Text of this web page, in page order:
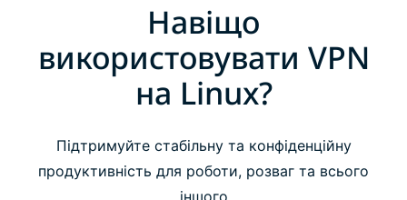
Навіщо використовувати VPN на Linux?
Як налаштувати ExpressVPN на Linux
Linux
Навіщо
використовувати VPN
на Linux?
Підтримуйте стабільну та конфіденційну
продуктивність для роботи, розваг та всього
іншого